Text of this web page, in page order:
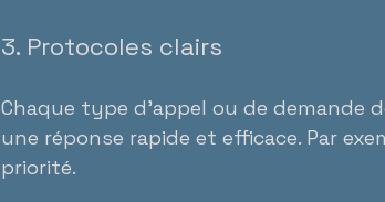
3. Protocoles clairs
Chaque type d’appel ou de
une réponse rapide et efficace. Par
priorité.